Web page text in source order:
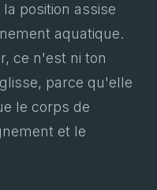
position assise
aquatique.
ce n'est ni ton
parce qu'elle
le corps de
et le